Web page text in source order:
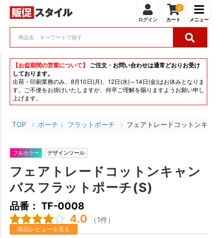
ログイン
0
カート メニュー
【お盆期間の営業について】
ご注文・お問い合わせは通常どおりお受け
しております。
出荷・印刷業務のみ、8月10日(月)、12日(水)～14日(金)はお休みとなりま
す。ご不便をお掛けいたしますが、何卒ご理解を賜りますようお願い申し
上げます。
TOP ポーチ フラットポーチ フェアトレードコットンキ
フルカラー デザインツール
フェアトレードコットンキャン
バスフラットポーチ(S)
品番： TF-0008
4.0 （1件）
商品レビューを見る